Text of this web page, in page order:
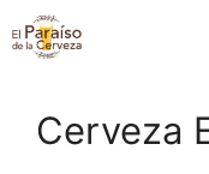
Saltar
al
Cerveza